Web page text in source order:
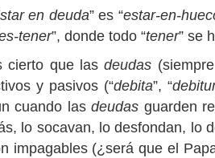
en deuda” es “estar-en-
tener”, donde todo “tener” se
cierto que lasdeudas
y pasivos (“debita”, “
cuando lasdeudas guarden
lo socavan, lo desfondan, lo
impagables (¿será que el